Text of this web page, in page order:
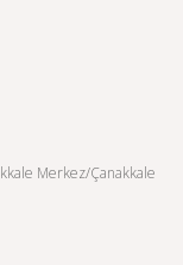
Merkez/Çanakkale